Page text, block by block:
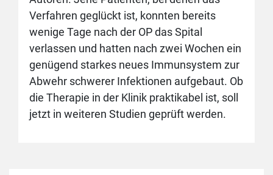
Verfahren geglückt ist, konnten bereits
wenige Tage nach der OP das Spital
verlassen und hatten nach zwei Wochen ein
genügend starkes neues Immunsystem zur
Abwehr schwerer Infektionen aufgebaut. Ob
die Therapie in der Klinik praktikabel ist, soll
jetzt in weiteren Studien geprüft werden.